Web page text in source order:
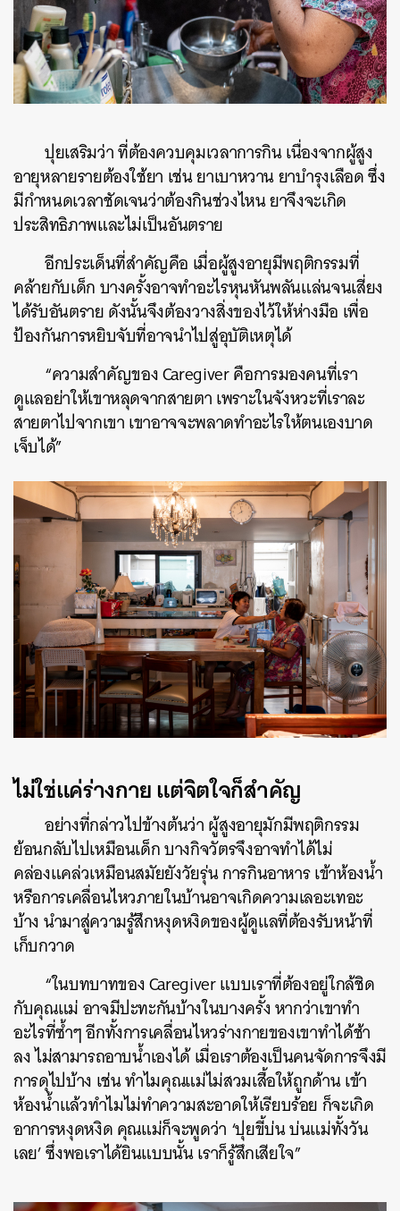
ปุยเสริมว่า ที่ต้องควบคุมเวลาการกิน เนื่องจากผู้สูง
อายุหลายรายต้องใช้ยา เช่น ยาเบาหวาน ยาบำรุงเลือด ซึ่ง
มีกำหนดเวลาชัดเจนว่าต้องกินช่วงไหน ยาจึงจะเกิด
ประสิทธิภาพและไม่เป็นอันตราย
อีกประเด็นที่สำคัญคือ เมื่อผู้สูงอายุมีพฤติกรรมที่
คล้ายกับเด็ก บางครั้งอาจทำอะไรหุนหันพลันแล่นจนเสี่ยง
ได้รับอันตราย ดังนั้นจึงต้องวางสิ่งของไว้ให้ห่างมือ เพื่อ
ป้องกันการหยิบจับที่อาจนำไปสู่อุบัติเหตุได้
“ความสำคัญของ Caregiver คือการมองคนที่เรา
ดูแลอย่าให้เขาหลุดจากสายตา เพราะในจังหวะที่เราละ
สายตาไปจากเขา เขาอาจจะพลาดทำอะไรให้ตนเองบาด
เจ็บได้”
ไม่ใช่แค่ร่างกาย แต่จิตใจก็สำคัญ
อย่างที่กล่าวไปข้างต้นว่า ผู้สูงอายุมักมีพฤติกรรม
ย้อนกลับไปเหมือนเด็ก บางกิจวัตรจึงอาจทำได้ไม่
คล่องแคล่วเหมือนสมัยยังวัยรุ่น การกินอาหาร เข้าห้องน้ำ
หรือการเคลื่อนไหวภายในบ้านอาจเกิดความเลอะเทอะ
บ้าง นำมาสู่ความรู้สึกหงุดหงิดของผู้ดูแลที่ต้องรับหน้าที่
เก็บกวาด
“ในบทบาทของ Caregiver แบบเราที่ต้องอยู่ใกล้ชิด
กับคุณแม่ อาจมีปะทะกันบ้างในบางครั้ง หากว่าเขาทำ
อะไรที่ซ้ำๆ อีกทั้งการเคลื่อนไหวร่างกายของเขาทำได้ช้า
ลง ไม่สามารถอาบน้ำเองได้ เมื่อเราต้องเป็นคนจัดการจึงมี
การดุไปบ้าง เช่น ทำไมคุณแม่ไม่สวมเสื้อให้ถูกด้าน เข้า
ห้องน้ำแล้วทำไมไม่ทำความสะอาดให้เรียบร้อย ก็จะเกิด
อาการหงุดหงิด คุณแม่ก็จะพูดว่า ‘ปุยขี้บ่น บ่นแม่ทั้งวัน
เลย’ ซึ่งพอเราได้ยินแบบนั้น เราก็รู้สึกเสียใจ”